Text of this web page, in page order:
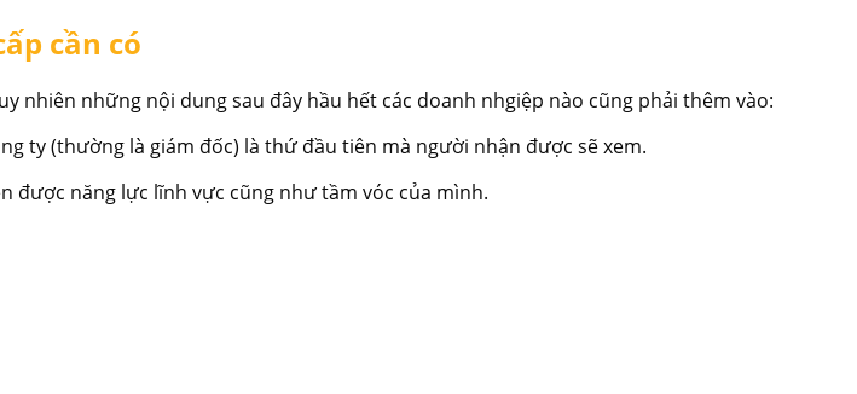
cần có
nhiên những nội dung sau đây hầu hết các doanh nhgiệp nào cũng phải thêm vào:
ty (thường là giám đốc) là thứ đầu tiên mà người nhận được sẽ xem.
được năng lực lĩnh vực cũng như tầm vóc của mình.